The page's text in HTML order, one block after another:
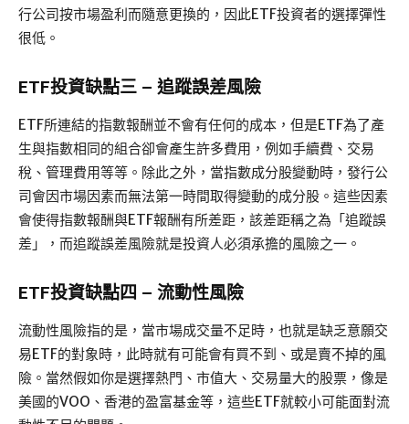
行公司按市場盈利而隨意更換的，因此ETF投資者的選擇彈性
很低。
ETF投資缺點三 – 追蹤誤差風險
ETF所連結的指數報酬並不會有任何的成本，但是ETF為了產
生與指數相同的組合卻會產生許多費用，例如手續費、交易
稅、管理費用等等。除此之外，當指數成分股變動時，發行公
司會因市場因素而無法第一時間取得變動的成分股。這些因素
會使得指數報酬與ETF報酬有所差距，該差距稱之為「追蹤誤
差」，而追蹤誤差風險就是投資人必須承擔的風險之一。
ETF投資缺點四 – 流動性風險
流動性風險指的是，當市場成交量不足時，也就是缺乏意願交
易ETF的對象時，此時就有可能會有買不到、或是賣不掉的風
險。當然假如你是選擇熱門、市值大、交易量大的股票，像是
美國的VOO、香港的盈富基金等，這些ETF就較小可能面對流